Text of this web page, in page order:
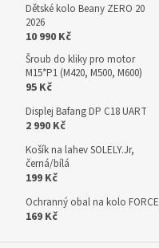
Dětské kolo Beany ZERO 20
2026
10 990 Kč
Šroub do kliky pro motor
M15*P1 (M420, M500, M600)
95 Kč
Displej Bafang DP C18 UART
2 990 Kč
Košík na lahev SOLELY.Jr,
černá/bílá
199 Kč
Ochranný obal na kolo FORCE
169 Kč